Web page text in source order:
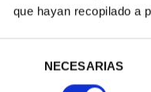
que hayan recopilado a
consentimiento
NECESARIAS